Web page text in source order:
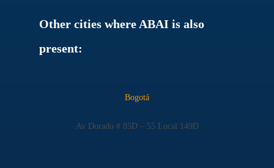
Other cities where ABAI is also
present:
Bogotá
Av Dorado # 85D – 55 Local 149D